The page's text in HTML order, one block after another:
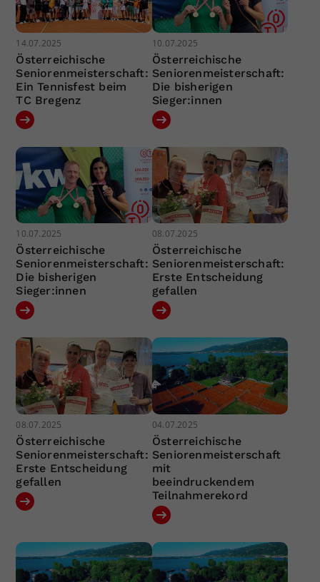
14.07.2025
Österreichische
Seniorenmeisterschaft:
Ein Tennisfest beim
TC Bregenz
10.07.2025
Österreichische
Seniorenmeisterschaft:
Die bisherigen
Sieger:innen
10.07.2025
Österreichische
Seniorenmeisterschaft:
Die bisherigen
Sieger:innen
08.07.2025
Österreichische
Seniorenmeisterschaft:
Erste Entscheidung
gefallen
08.07.2025
Österreichische
Seniorenmeisterschaft:
Erste Entscheidung
gefallen
04.07.2025
Österreichische
Seniorenmeisterschaft
mit
beeindruckendem
Teilnahmerekord